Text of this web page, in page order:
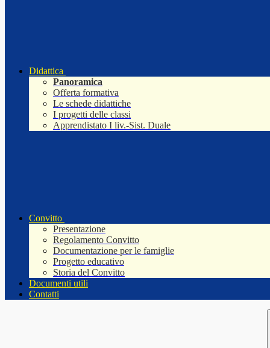
Didattica
Panoramica
Offerta formativa
Le schede didattiche
I progetti delle classi
Apprendistato I liv.-Sist. Duale
Convitto
Presentazione
Regolamento Convitto
Documentazione per le famiglie
Progetto educativo
Storia del Convitto
Documenti utili
Contatti